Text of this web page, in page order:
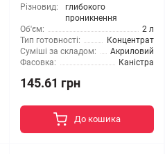
Різновид:
глибокого
проникнення
Об'єм:
2 л
Тип готовності:
Концентрат
Суміші за складом:
Акриловий
Фасовка:
Каністра
145.61 грн
До кошика